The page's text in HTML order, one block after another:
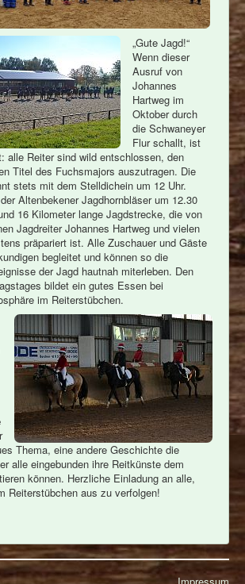
„Gute Jagd!“
Wenn dieser
Ausruf von
Johannes
Hartweg im
Oktober durch
die Schwaneyer
Flur schallt, ist
alle Reiter sind wild entschlossen, den
Titel des Fuchsmajors auszutragen. Die
stets mit dem Stelldichein um 12 Uhr.
Altenbekener Jagdhornbläser um 12.30
16 Kilometer lange Jagdstrecke, die von
Jagdreiter Johannes Hartweg und vielen
präpariert ist. Alle Zuschauer und Gäste
begleitet und können so die
der Jagd hautnah miterleben. Den
bildet ein gutes Essen bei
im Reiterstübchen.
Thema, eine andere Geschichte die
alle eingebunden ihre Reitkünste dem
können. Herzliche Einladung an alle,
Reiterstübchen aus zu verfolgen!